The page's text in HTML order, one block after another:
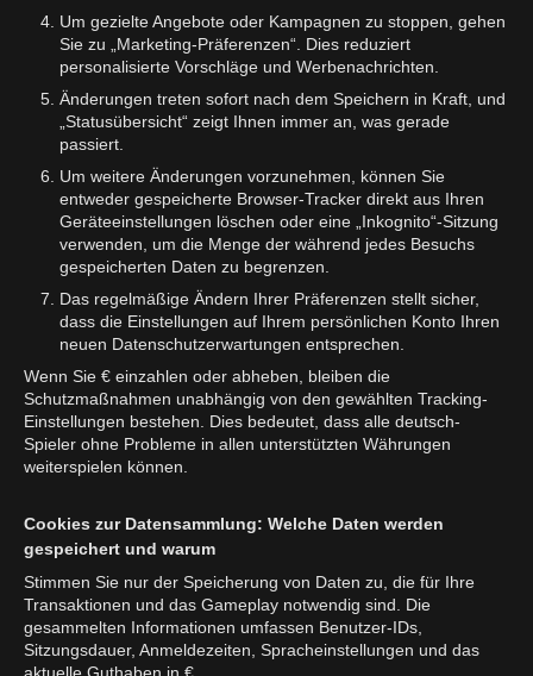
Um gezielte Angebote oder Kampagnen zu stoppen, gehen
Sie zu „Marketing-Präferenzen“. Dies reduziert
personalisierte Vorschläge und Werbenachrichten.
Änderungen treten sofort nach dem Speichern in Kraft, und
„Statusübersicht“ zeigt Ihnen immer an, was gerade
passiert.
Um weitere Änderungen vorzunehmen, können Sie
entweder gespeicherte Browser-Tracker direkt aus Ihren
Geräteeinstellungen löschen oder eine „Inkognito“-Sitzung
verwenden, um die Menge der während jedes Besuchs
gespeicherten Daten zu begrenzen.
Das regelmäßige Ändern Ihrer Präferenzen stellt sicher,
dass die Einstellungen auf Ihrem persönlichen Konto Ihren
neuen Datenschutzerwartungen entsprechen.
Wenn Sie € einzahlen oder abheben, bleiben die
Schutzmaßnahmen unabhängig von den gewählten Tracking-
Einstellungen bestehen. Dies bedeutet, dass alle deutsch-
Spieler ohne Probleme in allen unterstützten Währungen
weiterspielen können.
Cookies zur Datensammlung: Welche Daten werden
gespeichert und warum
Stimmen Sie nur der Speicherung von Daten zu, die für Ihre
Transaktionen und das Gameplay notwendig sind. Die
gesammelten Informationen umfassen Benutzer-IDs,
Sitzungsdauer, Anmeldezeiten, Spracheinstellungen und das
aktuelle Guthaben in €.